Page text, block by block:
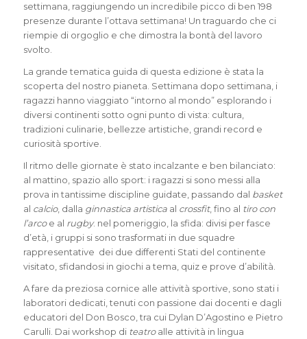
settimana, raggiungendo un incredibile picco di ben 198
presenze durante l’ottava settimana! Un traguardo che ci
riempie di orgoglio e che dimostra la bontà del lavoro
svolto.
La grande tematica guida di questa edizione è stata la
scoperta del nostro pianeta. Settimana dopo settimana, i
ragazzi hanno viaggiato “intorno al mondo” esplorando i
diversi continenti sotto ogni punto di vista: cultura,
tradizioni culinarie, bellezze artistiche, grandi record e
curiosità sportive.
Il ritmo delle giornate è stato incalzante e ben bilanciato:
al mattino, spazio allo sport: i ragazzi si sono messi alla
prova in tantissime discipline guidate, passando dal basket
al calcio, dalla ginnastica artisticaal crossfit, fino al tiro con
l’arcoe al rugby. nel pomeriggio, la sfida: divisi per fasce
d’età, i gruppi si sono trasformati in due squadre
rappresentative dei due differenti Stati del continente
visitato, sfidandosi in giochi a tema, quiz e prove d’abilità.
A fare da preziosa cornice alle attività sportive, sono stati i
laboratori dedicati, tenuti con passione dai docenti e dagli
educatori del Don Bosco, tra cui Dylan D’Agostino e Pietro
Carulli. Dai workshop di teatroalle attività in lingua